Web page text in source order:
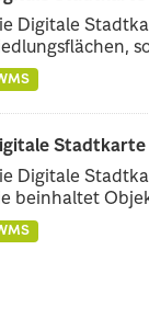
Digitale
Digitale
beinhaltet